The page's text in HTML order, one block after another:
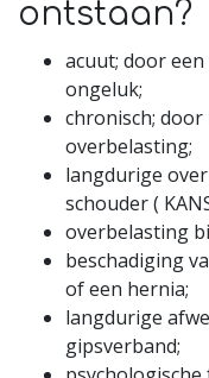
ontstaan?
acuut; door
ongeluk;
chronisch;
overbelasting;
langdurige
schouder (
overbelasting
beschadiging
of een hernia;
langdurige
gipsverband;